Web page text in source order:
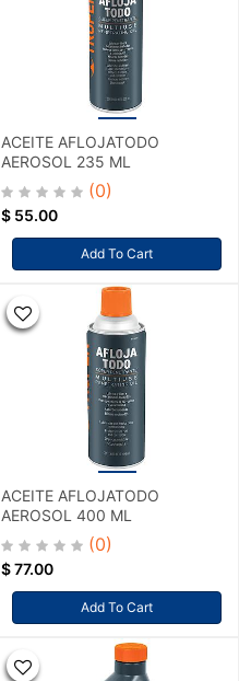
ACEITE AFLOJATODO
AEROSOL 235 ML
(0)
$ 55.00
Add To Cart
ACEITE AFLOJATODO
AEROSOL 400 ML
(0)
$77.00
Add To Cart